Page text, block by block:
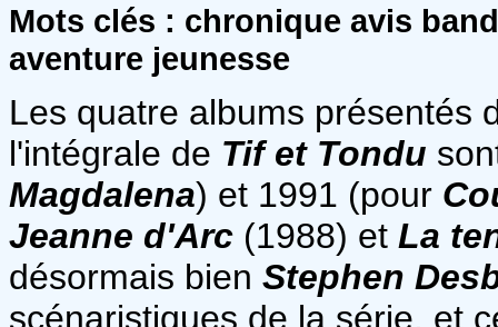
Mots clés : chronique avis
aventure jeunesse
Les quatre albums présentés
l'intégrale de Tif et Tondu
Magdalena) et 1991 (pour
Jeanne d'Arc (1988) et La
désormais bien Stephen
scénaristiques de la série, et